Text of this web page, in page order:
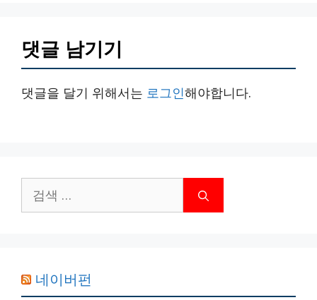
댓글 남기기
댓글을 달기 위해서는 로그인해야합니다.
색:
네이버펀